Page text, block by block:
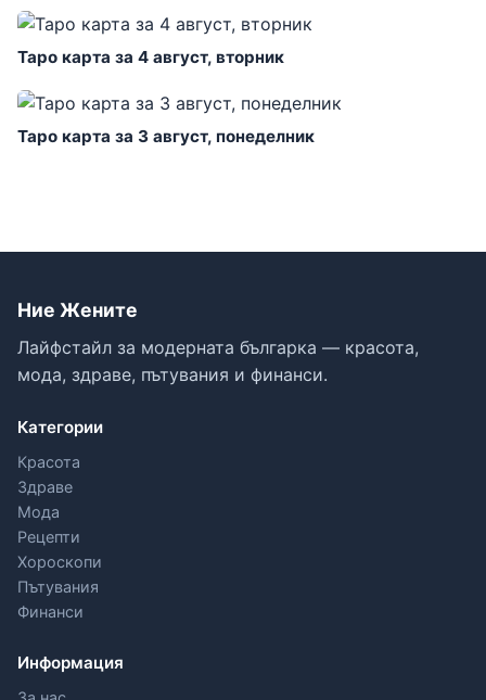
Таро карта за 4 август, вторник
Таро карта за 3 август, понеделник
Ние Жените
Лайфстайл за модерната българка — красота,
мода, здраве, пътувания и финанси.
Категории
Красота
Здраве
Мода
Рецепти
Хороскопи
Пътувания
Финанси
Информация